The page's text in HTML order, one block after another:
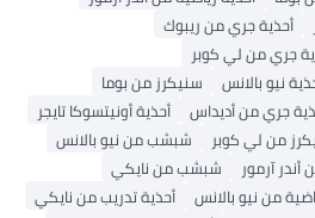
أحذية جري من ريبوك
جري من لي كوبر
نيو بالانس
سنيكرز من بوما
جري من أديداس
أحذية أونيتسوكا تايجر
من لي كوبر
شبشب من نيو بالانس
آرمور
شبشب من نايكي
من نيو بالانس
أحذية تدريب من نايكي